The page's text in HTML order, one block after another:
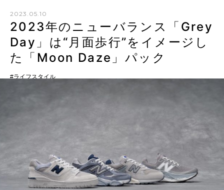
2023.05.10
2023年のニューバランス「Grey
Day」は“月面歩行”をイメージし
た「Moon Daze」パック
ライフスタイル